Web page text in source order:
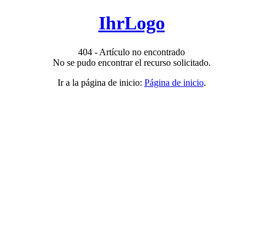
IhrLogo
404 - Artículo no encontrado
No se pudo encontrar el recurso solicitado.
Ir a la página de inicio: Página de inicio.